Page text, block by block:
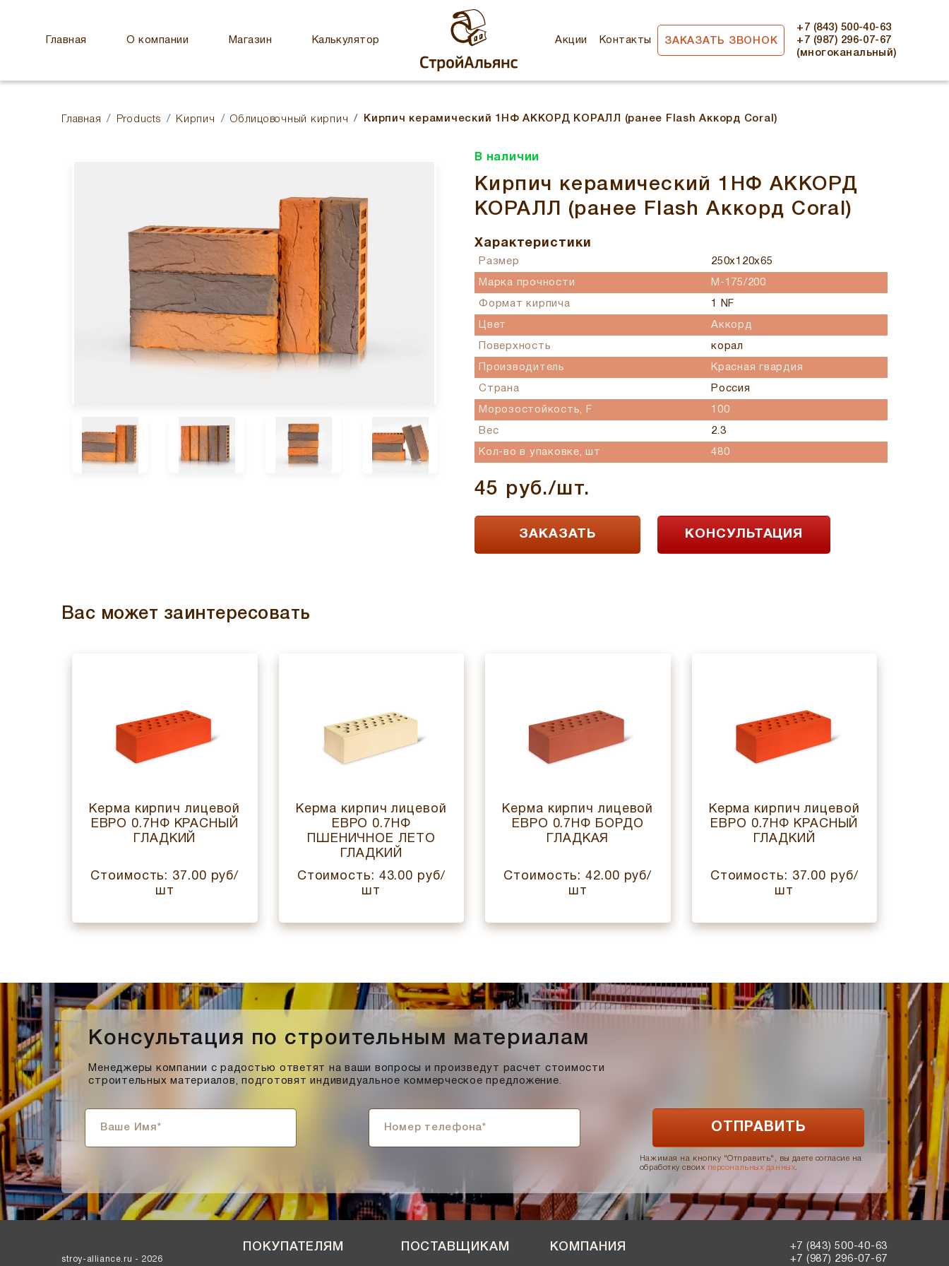
Главная О компании Магазин Калькулятор Акции Контакты ЗАКАЗАТЬ ЗВОНОК
+7 (843) 500-40-63
+7 (987) 296-07-67
(многоканальный)
Главная Products Кирпич Облицовочный кирпич Кирпич керамический 1НФ АККОРД КОРАЛЛ (ранее Flash Аккорд Coral)
В наличии
Кирпич керамический 1НФ АККОРД
КОРАЛЛ (ранее Flash Аккорд Coral)
Характеристики
Размер 250x120x65
Марка прочности M-175/200
Формат кирпича 1 NF
Цвет Аккорд
Поверхность корал
Производитель Красная гвардия
Страна Россия
Морозостойкость, F 100
Вес 2.3
Кол-во в упаковке, шт 480
45 руб./шт.
ЗАКАЗАТЬ КОНСУЛЬТАЦИЯ
Вас может заинтересовать
Керма кирпич лицевой
ЕВРО 0.7НФ КРАСНЫЙ
ГЛАДКИЙ
Стоимость: 37.00 руб/
шт
Керма кирпич лицевой
ЕВРО 0.7НФ
ПШЕНИЧНОЕ ЛЕТО
ГЛАДКИЙ
Стоимость: 43.00 руб/
шт
Керма кирпич лицевой
ЕВРО 0.7НФ БОРДО
ГЛАДКАЯ
Стоимость: 42.00 руб/
шт
Керма кирпич лицевой
ЕВРО 0.7НФ КРАСНЫЙ
ГЛАДКИЙ
Стоимость: 37.00 руб/
шт
Консультация по строительным материалам
Менеджеры компании с радостью ответят на ваши вопросы и произведут расчет стоимости
строительных материалов, подготовят индивидуальное коммерческое предложение.
Нажимая на кнопку "Отправить", вы даете согласие на
обработку своих персональных данных
stroy-alliance.ru - 2026
ПОКУПАТЕЛЯМ ПОСТАВЩИКАМ КОМПАНИЯ
+7 (843) 500-40-63
+7 (987) 296-07-67